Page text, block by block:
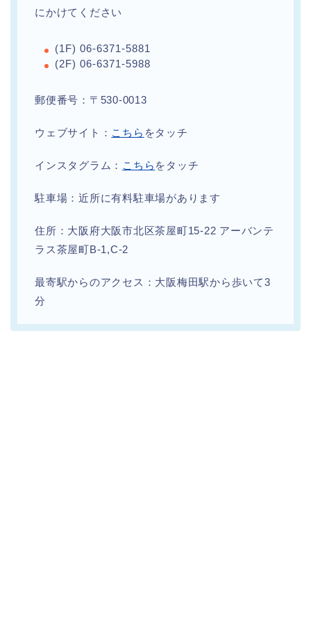
にかけてください
(1F) 06-6371-5881
(2F) 06-6371-5988
郵便番号：〒530-0013
ウェブサイト： こちら をタッチ
インスタグラム： こちら をタッチ
駐車場：近所に有料駐車場があります
住所：大阪府大阪市北区茶屋町15-22 アーバンテ
ラス茶屋町B-1,C-2
最寄駅からのアクセス：大阪梅田駅から歩いて3
分